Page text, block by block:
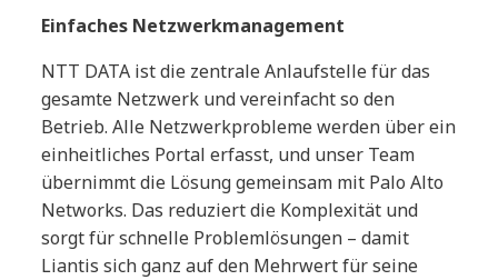
Einfaches Netzwerkmanagement
NTT DATA ist die zentrale Anlaufstelle für das
gesamte Netzwerk und vereinfacht so den
Betrieb. Alle Netzwerkprobleme werden über ein
einheitliches Portal erfasst, und unser Team
übernimmt die Lösung gemeinsam mit Palo Alto
Networks. Das reduziert die Komplexität und
sorgt für schnelle Problemlösungen – damit
Liantis sich ganz auf den Mehrwert für seine